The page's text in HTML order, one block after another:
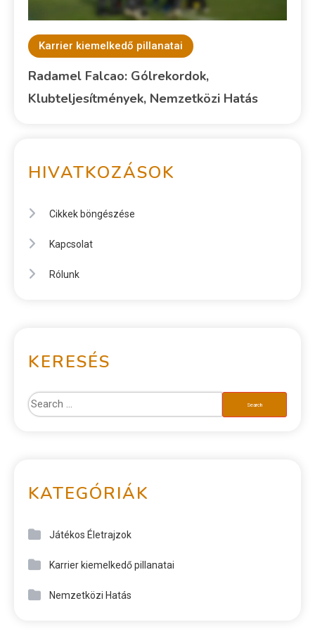
Karrier kiemelkedő pillanatai
Radamel Falcao: Gólrekordok,
Klubteljesítmények, Nemzetközi Hatás
HIVATKOZÁSOK
Cikkek böngészése
Kapcsolat
Rólunk
KERESÉS
KATEGÓRIÁK
Játékos Életrajzok
Karrier kiemelkedő pillanatai
Nemzetközi Hatás